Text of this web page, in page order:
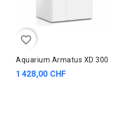
favorite_border
Aquarium Armatus XD 300
1 428,00 CHF